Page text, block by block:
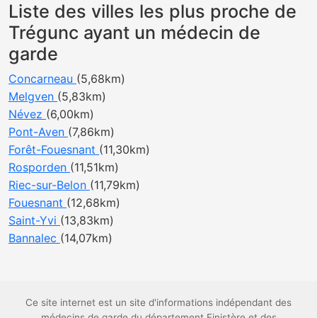
Liste des villes les plus proche de
Trégunc ayant un médecin de
garde
Concarneau (5,68km)
Melgven (5,83km)
Névez (6,00km)
Pont-Aven (7,86km)
Forêt-Fouesnant (11,30km)
Rosporden (11,51km)
Riec-sur-Belon (11,79km)
Fouesnant (12,68km)
Saint-Yvi (13,83km)
Bannalec (14,07km)
Ce site internet est un site d'informations indépendant des